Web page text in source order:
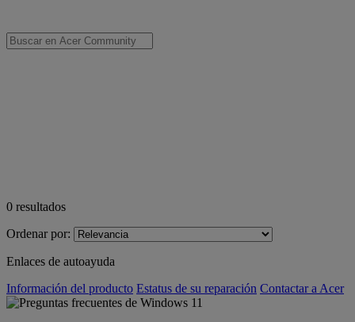
0 resultados
Ordenar por:
Enlaces de autoayuda
Información del producto Estatus de su reparación Contactar a Acer